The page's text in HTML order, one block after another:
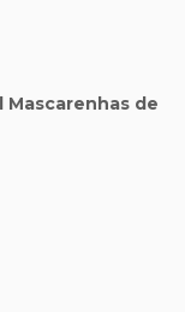
Mascarenhas de